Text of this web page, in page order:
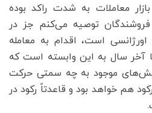
معاملات به شدت راکد بوده
توصیه می‌کنم جز در
است، اقدام به معامله
آخر سال به این وابسته است که
موجود به چه سمتی حرکت
هم خواهد بود و قاعدتاً رکود در